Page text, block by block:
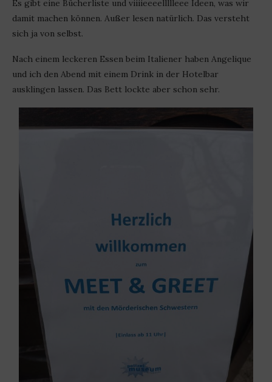
Es gibt eine Bücherliste und viiiieeeellllleee Ideen, was wir
damit machen können. Außer lesen natürlich. Das versteht
sich ja von selbst.
Nach einem leckeren Essen beim Italiener haben Angelique
und ich den Abend mit einem Drink in der Hotelbar
ausklingen lassen. Das Bett lockte aber schon sehr.